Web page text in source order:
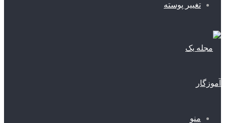
تغییر پوسته
منو